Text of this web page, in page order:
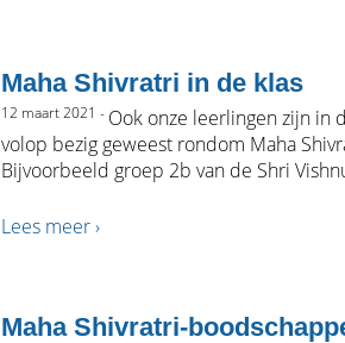
Maha Shivratri in de klas
12 maart 2021 - Ook onze leerlingen zijn in
volop bezig geweest rondom Maha
Bijvoorbeeld groep 2b van de Shri
Lees meer ›
Maha Shivratri-